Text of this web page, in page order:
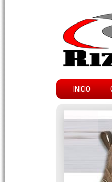
INICIO